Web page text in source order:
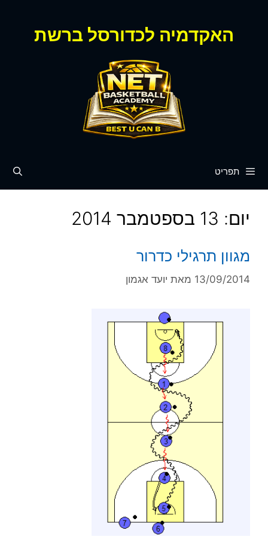
האקדמיה לכדורסל ברשת
תפריט
יום: 13 בספטמבר 2014
מגוון תרגילי כדרור
13/09/2014 מאת יועד אגמון